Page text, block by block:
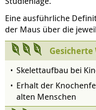
Eine ausführliche
der Maus über die
Skelettaufbau bei
Erhalt der
alten Menschen